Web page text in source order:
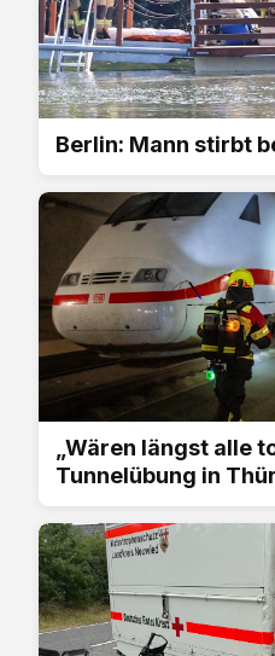
Berlin: Mann stirbt
„Wären längst alle
Tunnelübung in